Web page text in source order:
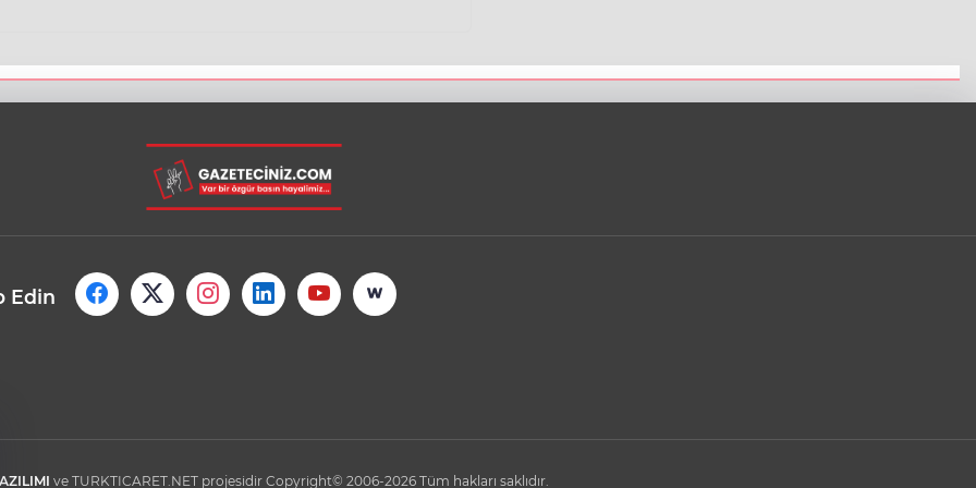
Edin
ve TURKTICARET.NET projesidir Copyright© 2006-2026 Tüm hakları saklıdır.